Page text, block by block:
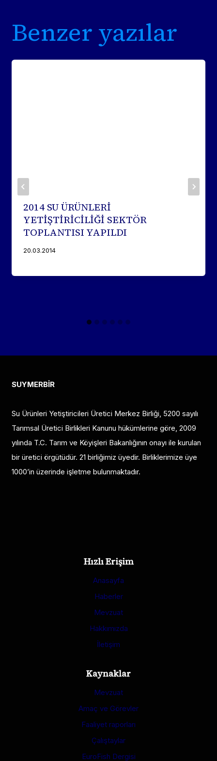
Benzer yazılar
2014 SU ÜRÜNLERİ
YETİŞTİRİCİLİĞİ SEKTÖR
TOPLANTISI YAPILDI
20.03.2014
SUYMERBİR
Su Ürünleri Yetiştiricileri Üretici Merkez Birliği, 5200 sayılı
Tarımsal Üretici Birlikleri Kanunu hükümlerine göre, 2009
yılında T.C. Tarım ve Köyişleri Bakanlığının onayı ile kurulan
bir üretici örgütüdür. 21 birliğimiz üyedir. Birliklerimize üye
1000’in üzerinde işletme bulunmaktadır.
Hızlı Erişim
Anasayfa
Haberler
Mevzuat
Hakkımızda
İletişim
Kaynaklar
Mevzuat
Amaç ve Görevler
Faaliyet raporları
Çalıştaylar
EuroFish Dergisi